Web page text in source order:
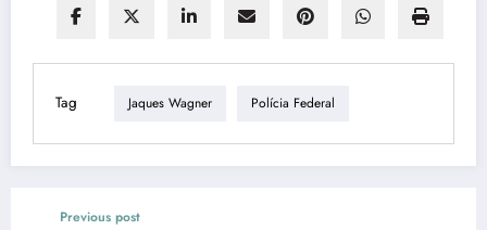
Tag Jaques Wagner Polícia Federal
Previous post